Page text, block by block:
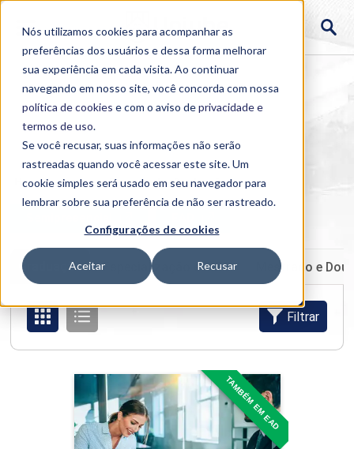
Nós utilizamos cookies para acompanhar as
preferências dos usuários e dessa forma melhorar
sua experiência em cada visita. Ao continuar
navegando em nosso site, você concorda com nossa
política de cookies e com o aviso deprivacidade e
termos de uso.
Se você recusar, suas informações não serão
rastreadas quando você acessar este site. Um
cookie simples será usado em seu navegador para
lembrar sobre sua preferência de não ser rastreado.
Configurações de cookies
Aceitar Recusar
Home > Cursos > Presencial >Graduação
Graduação Especialização e MBA Mestrado e
Filtrar
TAMBÉM EM EAD
Gestão de Recursos
Humanos
Detalhes do curso